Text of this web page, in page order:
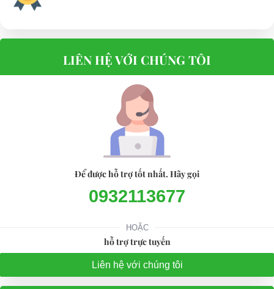
LIÊN HỆ VỚI CHÚNG TÔI
Để được hỗ trợ tốt nhất. Hãy gọi
0932113677
HOẶC
hỗ trợ trực tuyến
Liên hệ với chúng tôi